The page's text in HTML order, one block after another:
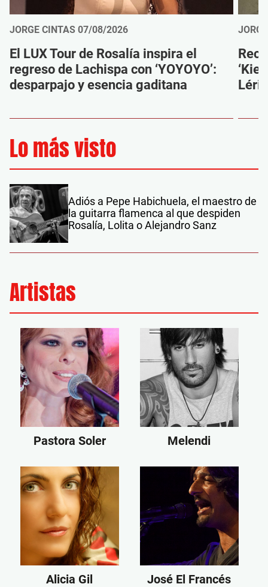
JORGE CINTAS 07/08/2026
El LUX Tour de Rosalía inspira el
regreso de Lachispa con ‘YOYOYO’:
desparpajo y esencia gaditana
Lo más visto
Adiós a Pepe Habichuela, el maestro de
la guitarra flamenca al que despiden
Rosalía, Lolita o Alejandro Sanz
Artistas
Pastora Soler Melendi
Alicia Gil José El Francés